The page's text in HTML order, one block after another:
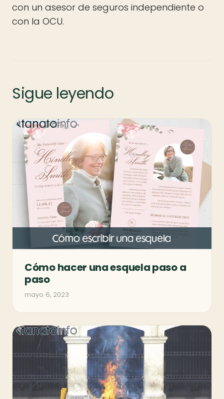
con un asesor de seguros independiente o
con la OCU.
Sigue leyendo
Cómo hacer una esquela paso a
paso
mayo 6, 2023